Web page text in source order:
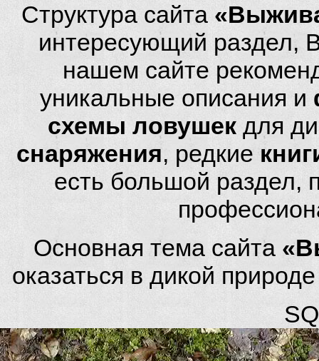
Структура сайта
интересующий раздел,
нашем сайте
уникальные описания и
схемы ловушек для
снаряжения, редкие
есть большой
Основная тема сайта
оказаться в дикой